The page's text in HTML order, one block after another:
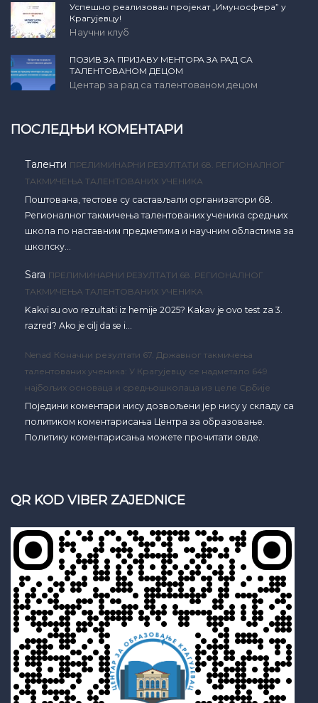
Успешно реализован пројекат „Имуносфера” у
Крагујевцу!
Научни клуб
ПОЗИВ ЗА ПРИЈАВУ МЕНТОРА ЗА РАД СА
ТАЛЕНТОВАНОМ ДЕЦОМ
Центар за рад са талентованом децом
ПОСЛЕДЊИ КОМЕНТАРИ
Таленти ПРЕЛИМИНАРНИ РЕЗУЛТАТИ 68. РЕГИОНАЛНОГ
ТАКМИЧЕЊА ТАЛЕНТОВАНИХ УЧЕНИКА
Поштована, тестове су састављали организатори 68.
Регионалног такмичења талентованих ученика средњих
школа по наставним предметима и научним областима за
школску…
Sara ПРЕЛИМИНАРНИ РЕЗУЛТАТИ 68. РЕГИОНАЛНОГ
ТАКМИЧЕЊА ТАЛЕНТОВАНИХ УЧЕНИКА
Kakvi su ovo rezultati iz hemije 2025? Kakav je ovo test za 3.
razred? Ako je cilj da se i…
Nenad Коначни резултати 67. Државног такмичења
талентованих ученика: У Крагујевцу се надметало 649
најбољих основаца и средњошколаца из целе Србије
Поједини коментари нису дозвољени јер нису у складу са
политиком коментарисања Центра за образовање.
Политику коментарисања можете прочитати овде.
QR KOD VIBER ZAJEDNICE